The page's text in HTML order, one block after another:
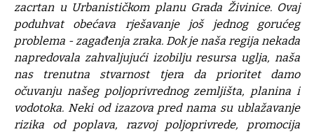
zacrtan u Urbanističkom planu Grada Živinice. Ovaj
poduhvat obećava rješavanje još jednog gorućeg
problema - zagađenja zraka. Dok je naša regija nekada
napredovala zahvaljujući izobilju resursa uglja, naša
nas trenutna stvarnost tjera da prioritet damo
očuvanju našeg poljoprivrednog zemljišta, planina i
vodotoka. Neki od izazova pred nama su ublažavanje
rizika od poplava, razvoj poljoprivrede, promocija